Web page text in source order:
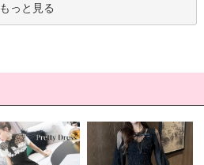
もっと見る